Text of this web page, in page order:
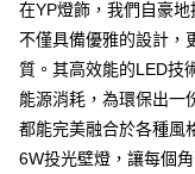
AFTEE先享後付
相關說明
【關於「AFTEE先享後付
AFTEE先享後付是「在收
便利好安心！
１．簡單：不需註冊會員
在YP燈飾，我們自豪
不僅具備優雅的設計，
質。其高效能的LED技
能源消耗，為環保出一
都能完美融合於各種風
6W投光壁燈，讓每個